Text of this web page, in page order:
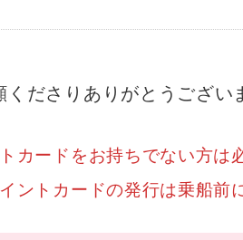
くださりありがとうござい
カードをお持ちでない方
ントカードの発行は乗船前